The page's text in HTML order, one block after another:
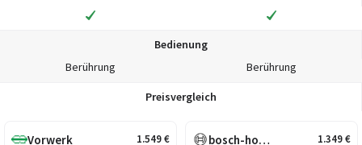
Bedienung
Berührung
Berührung
Preisvergleich
1.549€
Vorwerk 1.349€
bosch-home.de